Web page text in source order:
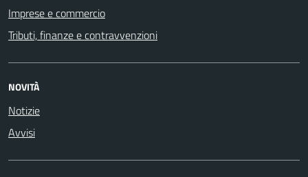
Imprese e commercio
Tributi, finanze e contravvenzioni
NOVITÀ
Notizie
Avvisi